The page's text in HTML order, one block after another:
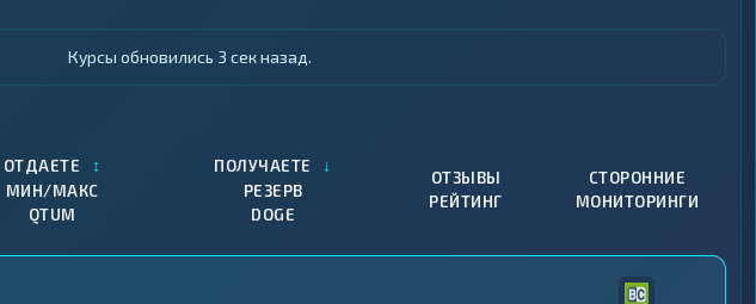
Курсы обновились 4 сек назад.
ОТДАЕТЕ ↕
МИН/МАКС
QTUM
ПОЛУЧАЕТЕ ↓
РЕЗЕРВ
DOGE
ОТЗЫВЫ
РЕЙТИНГ
СТОРОННИЕ
МОНИТОРИНГИ